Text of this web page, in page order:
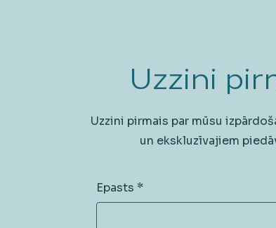
Uzzini
Uzzini pirmais par mūsu
un ekskluzīvajiem
Epasts *